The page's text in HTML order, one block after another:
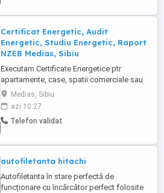
Certificat Energetic, Audit
Energetic, Studiu Energetic, Raport
NZEB Medias, Sibiu
Executam Certificate Energetice ptr
apartamente, case, spatii comerciale sau
orice tip de cladire. Executam Audit
Energetic, studiu energetic, raport NZEB
pentru orice tip de cladire (Scoli, Spitale,
etc.), dar si pentru blocuri noi (cartiere
obligatoriu la ...
Medias, Sibiu
azi 10:27
Telefon validat
autofiletanta hitachi
Autofiletanta în stare perfectă de
funcționare cu încărcător perfect folosite